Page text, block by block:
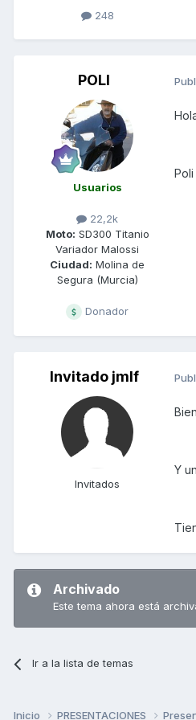
248
POLI
Usuarios
22,2k
Moto: SD300 Titanio
Variador Malossi
Ciudad: Molina de
Segura (Murcia)
Donador
Invitado jmlf
Invitados
Y
Archivado
Este tema ahora está
Ir a la lista de temas
Inicio PRESENTACIONES